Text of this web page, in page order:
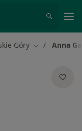
Góry Zmień miasto
Anna